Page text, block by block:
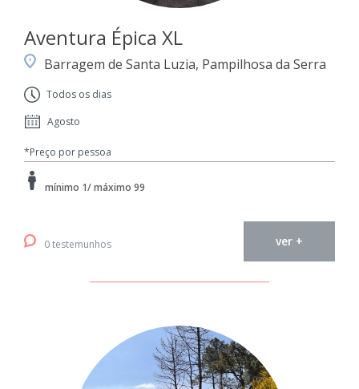
Aventura Épica XL
Barragem de Santa Luzia, Pampilhosa da Serra
Todos os dias
Agosto
*Preço por pessoa
mínimo 1/ máximo 99
0 testemunhos ver +